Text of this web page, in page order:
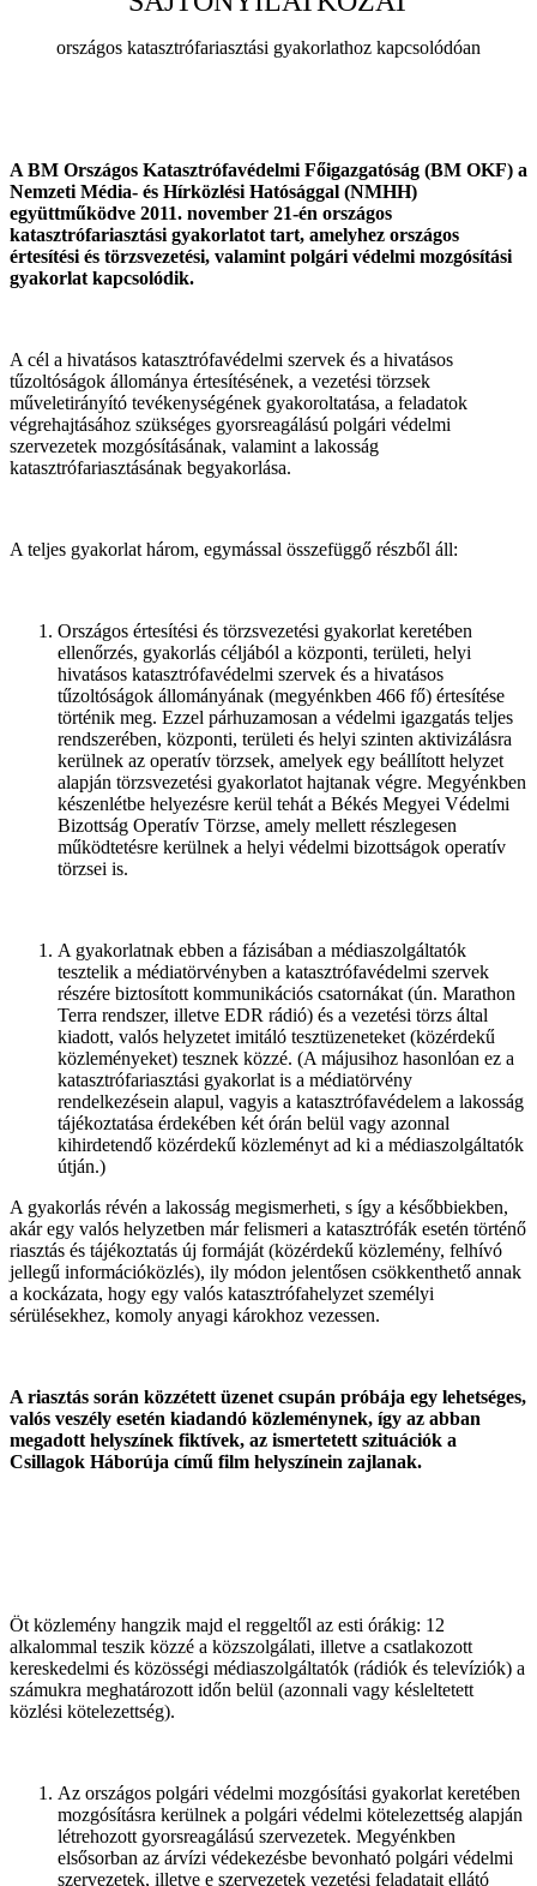
országos katasztrófariasztási gyakorlathoz kapcsolódóan
A BM Országos Katasztrófavédelmi Főigazgatóság (BM OKF) a
Nemzeti Média- és Hírközlési Hatósággal (NMHH)
együttműködve 2011. november 21-én országos
katasztrófariasztási gyakorlatot tart, amelyhez országos
értesítési és törzsvezetési, valamint polgári védelmi mozgósítási
gyakorlat kapcsolódik.
A cél a hivatásos katasztrófavédelmi szervek és a hivatásos
tűzoltóságok állománya értesítésének, a vezetési törzsek
műveletirányító tevékenységének gyakoroltatása, a feladatok
végrehajtásához szükséges gyorsreagálású polgári védelmi
szervezetek mozgósításának, valamint a lakosság
katasztrófariasztásának begyakorlása.
A teljes gyakorlat három, egymással összefüggő részből áll:
Országos értesítési és törzsvezetési gyakorlat keretében
ellenőrzés, gyakorlás céljából a központi, területi, helyi
hivatásos katasztrófavédelmi szervek és a hivatásos
tűzoltóságok állományának (megyénkben 466 fő) értesítése
történik meg. Ezzel párhuzamosan a védelmi igazgatás teljes
rendszerében, központi, területi és helyi szinten aktivizálásra
kerülnek az operatív törzsek, amelyek egy beállított helyzet
alapján törzsvezetési gyakorlatot hajtanak végre. Megyénkben
készenlétbe helyezésre kerül tehát a Békés Megyei Védelmi
Bizottság Operatív Törzse, amely mellett részlegesen
működtetésre kerülnek a helyi védelmi bizottságok operatív
törzsei is.
A gyakorlatnak ebben a fázisában a médiaszolgáltatók
tesztelik a médiatörvényben a katasztrófavédelmi szervek
részére biztosított kommunikációs csatornákat (ún. Marathon
Terra rendszer, illetve EDR rádió) és a vezetési törzs által
kiadott, valós helyzetet imitáló tesztüzeneteket (közérdekű
közleményeket) tesznek közzé. (A májusihoz hasonlóan ez a
katasztrófariasztási gyakorlat is a médiatörvény
rendelkezésein alapul, vagyis a katasztrófavédelem a lakosság
tájékoztatása érdekében két órán belül vagy azonnal
kihirdetendő közérdekű közleményt ad ki a médiaszolgáltatók
útján.)
A gyakorlás révén a lakosság megismerheti, s így a későbbiekben,
akár egy valós helyzetben már felismeri a katasztrófák esetén történő
riasztás és tájékoztatás új formáját (közérdekű közlemény, felhívó
jellegű információközlés), ily módon jelentősen csökkenthető annak
a kockázata, hogy egy valós katasztrófahelyzet személyi
sérülésekhez, komoly anyagi károkhoz vezessen.
A riasztás során közzétett üzenet csupán próbája egy lehetséges,
valós veszély esetén kiadandó közleménynek, így az abban
megadott helyszínek fiktívek, az ismertetett szituációk a
Csillagok Háborúja című film helyszínein zajlanak.
Öt közlemény hangzik majd el reggeltől az esti órákig: 12
alkalommal teszik közzé a közszolgálati, illetve a csatlakozott
kereskedelmi és közösségi médiaszolgáltatók (rádiók és televíziók) a
számukra meghatározott időn belül (azonnali vagy késleltetett
közlési kötelezettség).
Az országos polgári védelmi mozgósítási gyakorlat keretében
mozgósításra kerülnek a polgári védelmi kötelezettség alapján
létrehozott gyorsreagálású szervezetek. Megyénkben
elsősorban az árvízi védekezésbe bevonható polgári védelmi
szervezetek, illetve e szervezetek vezetési feladatait ellátó